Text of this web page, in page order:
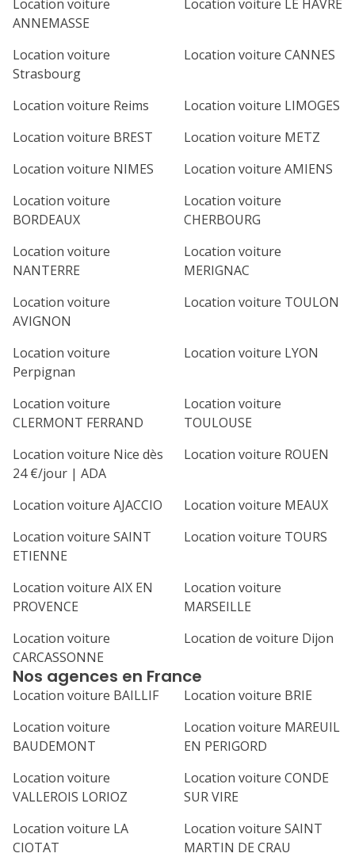
Location voiture
ANNEMASSE
Location voiture LE HAVRE
Location voiture
Strasbourg
Location voiture CANNES
Location voiture Reims
Location voiture LIMOGES
Location voiture BREST
Location voiture METZ
Location voiture NIMES
Location voiture AMIENS
Location voiture
BORDEAUX
Location voiture
CHERBOURG
Location voiture
NANTERRE
Location voiture
MERIGNAC
Location voiture
AVIGNON
Location voiture TOULON
Location voiture
Perpignan
Location voiture LYON
Location voiture
CLERMONT FERRAND
Location voiture
TOULOUSE
Location voiture Nice dès
24 €/jour | ADA
Location voiture ROUEN
Location voiture AJACCIO
Location voiture MEAUX
Location voiture SAINT
ETIENNE
Location voiture TOURS
Location voiture AIX EN
PROVENCE
Location voiture
MARSEILLE
Location voiture
CARCASSONNE
Location de voiture Dijon
Nos agences en France
Location voiture BAILLIF
Location voiture BRIE
Location voiture
BAUDEMONT
Location voiture MAREUIL
EN PERIGORD
Location voiture
VALLEROIS LORIOZ
Location voiture CONDE
SUR VIRE
Location voiture LA
CIOTAT
Location voiture SAINT
MARTIN DE CRAU